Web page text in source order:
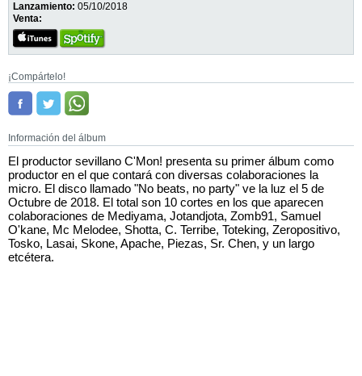
Lanzamiento: 05/10/2018
Venta:
¡Compártelo!
Información del álbum
El productor sevillano C'Mon! presenta su primer álbum como
productor en el que contará con diversas colaboraciones la
micro. El disco llamado "No beats, no party" ve la luz el 5 de
Octubre de 2018. El total son 10 cortes en los que aparecen
colaboraciones de Mediyama, Jotandjota, Zomb91, Samuel
O'kane, Mc Melodee, Shotta, C. Terribe, Toteking, Zeropositivo,
Tosko, Lasai, Skone, Apache, Piezas, Sr. Chen, y un largo
etcétera.